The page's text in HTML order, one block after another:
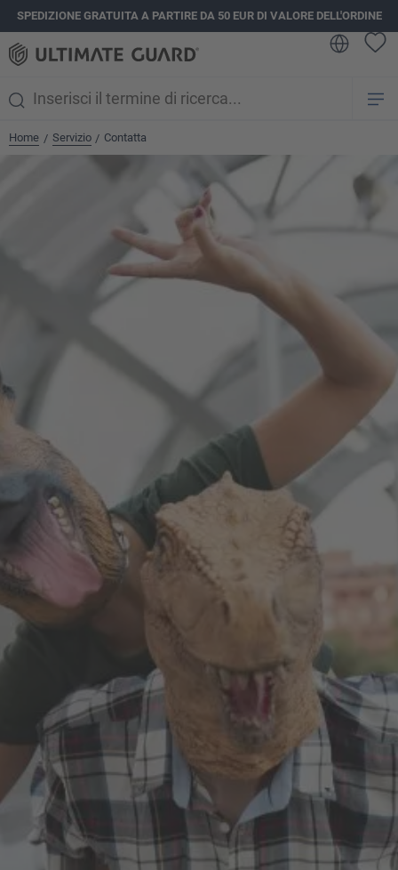
principale
SPEDIZIONE GRATUITA A PARTIRE DA 50 EUR DI VALORE DELL'ORDINE
Home / Servizio / Contatta